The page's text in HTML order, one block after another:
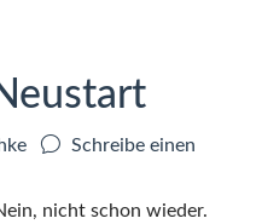
Schreibe einen
nicht schon wieder.